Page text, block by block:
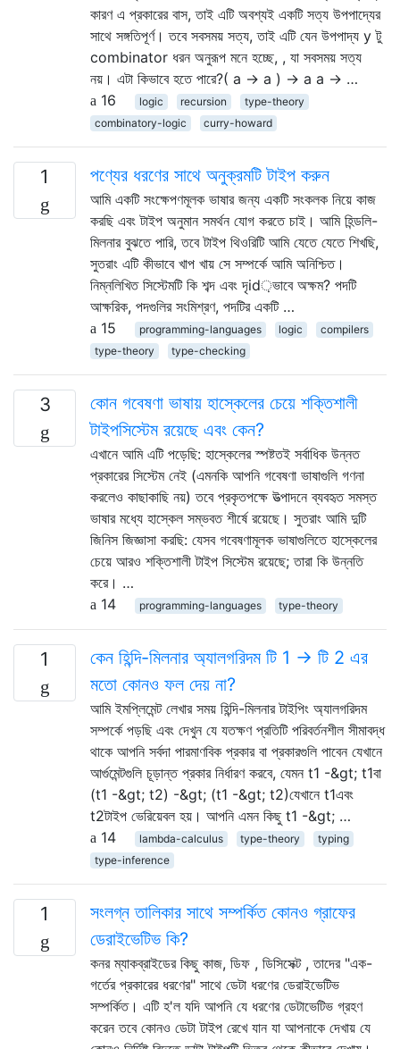
কারণ এ প্রকারের বাস, তাই এটি অবশ্যই একটি সত্য উপপাদ্যের
সাথে সঙ্গতিপূর্ণ। তবে সবসময় সত্য, তাই এটি যেন উপপাদ্য y টু
combinator ধরন অনুরূপ মনে হচ্ছে, , যা সবসময় সত্য
নয়। এটা কিভাবে হতে পারে?( a → a ) → a a → …
16
logic recursion
type-theory
combinatory-logic
curry-howard
1 পণ্যের ধরণের সাথে অনুক্রমটি টাইপ করুন
আমি একটি সংক্ষেপণমূলক ভাষার জন্য একটি সংকলক নিয়ে কাজ
করছি এবং টাইপ অনুমান সমর্থন যোগ করতে চাই। আমি হিন্ডলি-
মিলনার বুঝতে পারি, তবে টাইপ থিওরিটি আমি যেতে যেতে শিখছি,
সুতরাং এটি কীভাবে খাপ খায় সে সম্পর্কে আমি অনিশ্চিত।
নিম্নলিখিত সিস্টেমটি কি শব্দ এবং দৃid়ভাবে অক্ষম? পদটি
আক্ষরিক, পদগুলির সংমিশ্রণ, পদটির একটি …
15
programming-languages logic
compilers
type-theory
type-checking
3
কোন গবেষণা ভাষায় হাস্কেলের চেয়ে শক্তিশালী
টাইপসিস্টেম রয়েছে এবং কেন?
এখানে আমি এটি পড়েছি: হাস্কেলের স্পষ্টতই সর্বাধিক উন্নত
প্রকারের সিস্টেম নেই (এমনকি আপনি গবেষণা ভাষাগুলি গণনা
করলেও কাছাকাছি নয়) তবে প্রকৃতপক্ষে উত্পাদনে ব্যবহৃত সমস্ত
ভাষার মধ্যে হাস্কেল সম্ভবত শীর্ষে রয়েছে। সুতরাং আমি দুটি
জিনিস জিজ্ঞাসা করছি: যেসব গবেষণামূলক ভাষাগুলিতে হাস্কেলের
চেয়ে আরও শক্তিশালী টাইপ সিস্টেম রয়েছে; তারা কি উন্নতি
করে। …
14
programming-languages type-theory
1
কেন হিন্দি-মিলনার অ্যালগরিদম টি 1 -> টি 2 এর
মতো কোনও ফল দেয় না?
আমি ইমপ্লিমেন্ট লেখার সময় হিন্দি-মিলনার টাইপিং অ্যালগরিদম
সম্পর্কে পড়ছি এবং দেখুন যে যতক্ষণ প্রতিটি পরিবর্তনশীল সীমাবদ্ধ
থাকে আপনি সর্বদা পারমাণবিক প্রকার বা প্রকারগুলি পাবেন যেখানে
আর্গুমেন্টগুলি চূড়ান্ত প্রকার নির্ধারণ করবে, যেমন t1 -&gt; t1বা
(t1 -&gt; t2) -&gt; (t1 -&gt; t2)যেখানে t1এবং
t2টাইপ ভেরিয়েবল হয়। আপনি এমন কিছু t1 -&gt; …
14
lambda-calculus type-theory
typing
type-inference
1
সংলগ্ন তালিকার সাথে সম্পর্কিত কোনও গ্রাফের
ডেরাইভেটিভ কি?
কনর ম্যাকব্রাইডের কিছু কাজ, ডিফ , ডিসিসেক্ট , তাদের "এক-
গর্তের প্রকারের ধরণের" সাথে ডেটা ধরণের ডেরাইভেটিভ
সম্পর্কিত। এটি হ'ল যদি আপনি যে ধরণের ডেটাভেটিভ গ্রহণ
করেন তবে কোনও ডেটা টাইপ রেখে যান যা আপনাকে দেখায় যে